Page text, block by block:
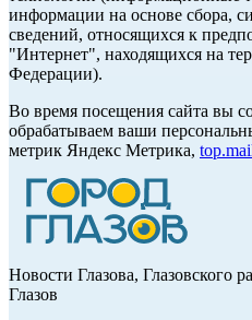
информации на основе сбора,
сведений, относящихся к
"Интернет", находящихся на
Федерации).
Во время посещения сайта вы
обрабатываем ваши
метрик Яндекс Метрика,
Новости Глазова, Глазовского
Глазов